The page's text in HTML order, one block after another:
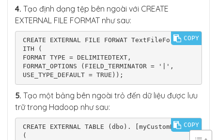
4. Tạo định dạng tệp bên ngoài với CREATE
EXTERNAL FILE FORMAT như sau:
CREATE EXTERNAL FILE FORWAT TextFileFornat W
ITH (
FORMAT TYPE = DELIMITEDTEXT,
FORMAT_OPTIONS (FIELD_TERMINATOR = '|',
USE_TYPE_DEFAULT = TRUE));
COPY
5. Tạo một bảng bên ngoài trỏ đến dữ liệu được lưu
trữ trong Hadoop như sau:
CREATE EXTERNAL TABLE (dbo). [myCustomData]
(
COPY